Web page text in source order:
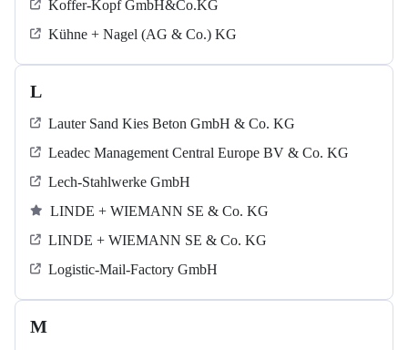
Koffer-Kopf GmbH&Co.KG
Kühne + Nagel (AG & Co.) KG
L
Lauter Sand Kies Beton GmbH & Co. KG
Leadec Management Central Europe BV & Co. KG
Lech-Stahlwerke GmbH
LINDE + WIEMANN SE & Co. KG
LINDE + WIEMANN SE & Co. KG
Logistic-Mail-Factory GmbH
M